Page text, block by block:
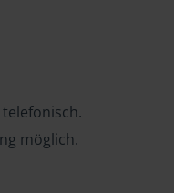
möglich.